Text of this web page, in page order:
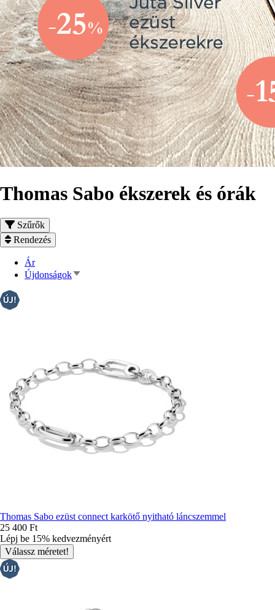
Thomas Sabo ékszerek és órák
Szűrők
Rendezés
Ár
ÚjdonságokNövekvő
Thomas Sabo ezüst connect karkötő nyitható láncszemmel
25 400 Ft
Lépj be 15% kedvezményért